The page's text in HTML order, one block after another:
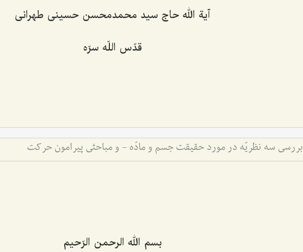
آیة الله حاج سید محمدمحسن حسینی طهرانی
قدّس اللّه سرّه
بررسی سه نظریّه در مورد حقیقت جسم و مادّه - و مباحثی پیرامون حرکت
بسم الله الرحمن الرّحیم